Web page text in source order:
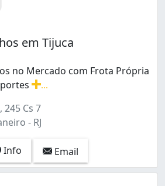
em Tijuca
no Mercado com Frota Própria
245 Cs 7
- RJ
Info Email